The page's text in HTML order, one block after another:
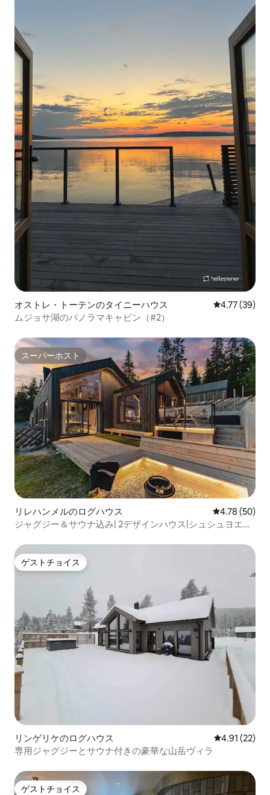
オストレ・トーテンのタイニーハウス レビュー39
4.77 (39)
ムジョサ湖のパノラマキャビン（#2）
スーパーホスト
スーパーホスト
リレハンメルのログハウス レビュー50
4.78 (50)
ジャグジー＆サウナ込み| 2デザインハウス|シュシュヨエン
ゲストチョイス
ゲストチョイス
リンゲリケのログハウス レビュー22
4.91 (22)
専用ジャグジーとサウナ付きの豪華な山岳ヴィラ
ゲストチョイス